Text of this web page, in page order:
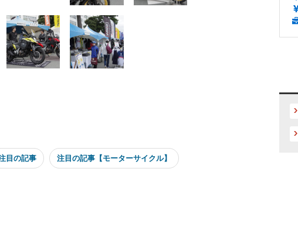
目の記事 注目の記事【モーターサイクル】